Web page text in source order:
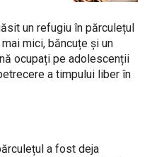
un refugiu în părculețul
mici, băncuțe și un
ocupați pe adolescenții
a timpului liber în
a fost deja